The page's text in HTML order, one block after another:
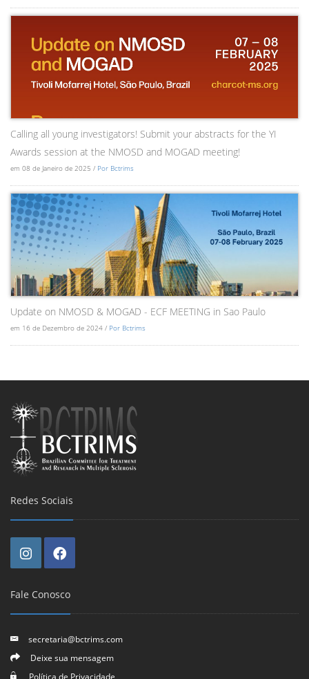
Calling all young investigators! Submit your abstracts for the YI
Awards session at the NMOSD and MOGAD meeting!
em 08 de Janeiro de 2025 / Por Bctrims
Update on NMOSD & MOGAD - ECF MEETING in Sao Paulo
em 16 de Dezembro de 2024 / Por Bctrims
Redes Sociais
Fale Conosco
secretaria@bctrims.com
Deixe sua mensagem
Política de Privacidade